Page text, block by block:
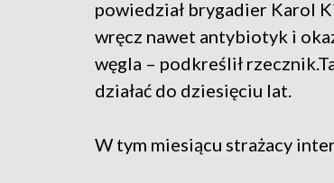
powiedział brygadier Karol
wręcz nawet antybiotyk i
węgla – podkreślił
działać do dziesięciu lat.
W tym miesiącu strażacy